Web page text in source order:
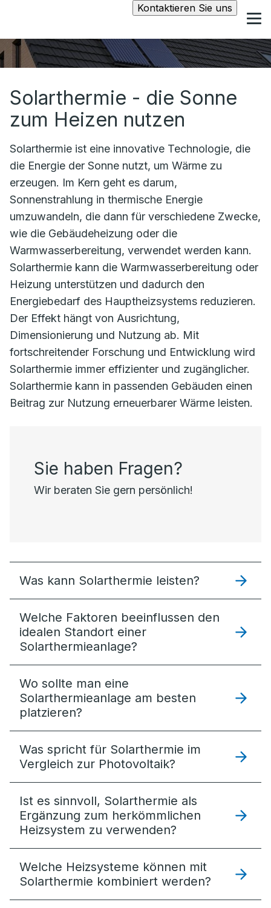
Kontaktieren Sie uns
Solarthermie - die Sonne
zum Heizen nutzen
Solarthermie ist eine innovative Technologie, die
die Energie der Sonne nutzt, um Wärme zu
erzeugen. Im Kern geht es darum,
Sonnenstrahlung in thermische Energie
umzuwandeln, die dann für verschiedene Zwecke,
wie die Gebäudeheizung oder die
Warmwasserbereitung, verwendet werden kann.
Solarthermie kann die Warmwasserbereitung oder
Heizung unterstützen und dadurch den
Energiebedarf des Hauptheizsystems reduzieren.
Der Effekt hängt von Ausrichtung,
Dimensionierung und Nutzung ab. Mit
fortschreitender Forschung und Entwicklung wird
Solarthermie immer effizienter und zugänglicher.
Solarthermie kann in passenden Gebäuden einen
Beitrag zur Nutzung erneuerbarer Wärme leisten.
Sie haben Fragen?
Wir beraten Sie gern persönlich!
Was kann Solarthermie leisten?
Welche Faktoren beeinflussen den
idealen Standort einer
Solarthermieanlage?
Wo sollte man eine
Solarthermieanlage am besten
platzieren?
Was spricht für Solarthermie im
Vergleich zur Photovoltaik?
Ist es sinnvoll, Solarthermie als
Ergänzung zum herkömmlichen
Heizsystem zu verwenden?
Welche Heizsysteme können mit
Solarthermie kombiniert werden?